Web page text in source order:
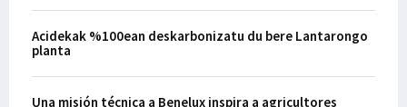
Acidekak %100ean deskarbonizatu du bere Lantarongo
planta
Una misión técnica a Benelux inspira a agricultores